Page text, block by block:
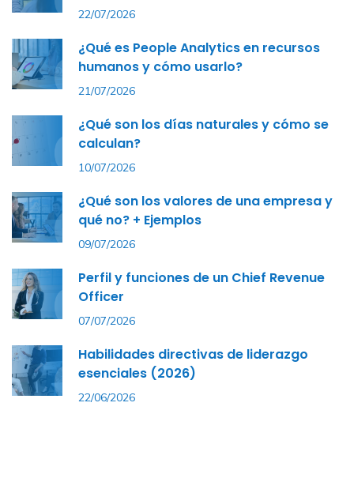
22/07/2026
¿Qué es People Analytics en recursos
humanos y cómo usarlo?
21/07/2026
¿Qué son los días naturales y cómo se
calculan?
10/07/2026
¿Qué son los valores de una empresa y
qué no? + Ejemplos
09/07/2026
Perfil y funciones de un Chief Revenue
Officer
07/07/2026
Habilidades directivas de liderazgo
esenciales (2026)
22/06/2026